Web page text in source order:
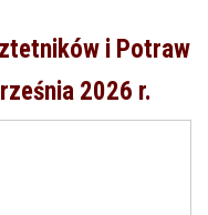
i Potraw
2026 r.